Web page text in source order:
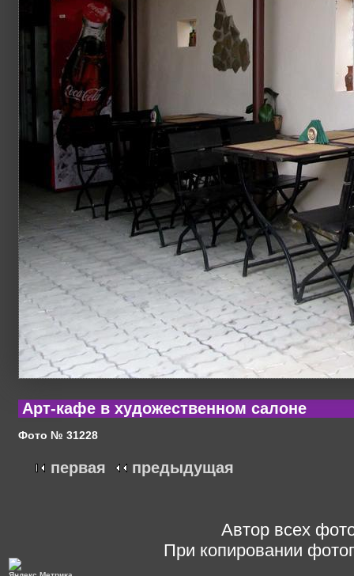
Арт-кафе в художественном салоне
Фото № 31228
первая предыдущая
Автор всех
При копировании